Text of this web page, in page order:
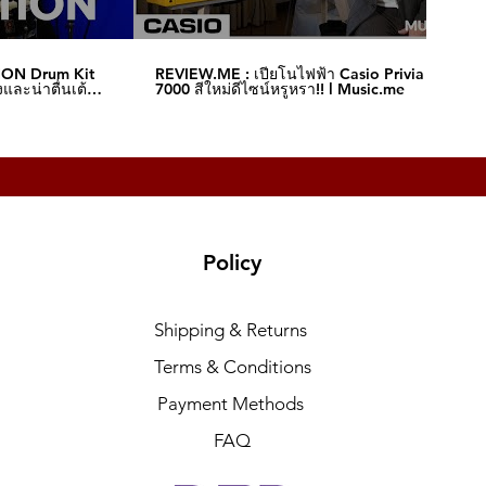
Drum Kit
ละน่าตื่นเต้น‼️
REVIEW.ME : เปียโนไฟฟ้า Casio Privia S-
7000 สีใหม่ดีไซน์หรูหรา!! l Music.me
Policy
Shipping & Returns
Terms & Conditions
Payment Methods
FAQ